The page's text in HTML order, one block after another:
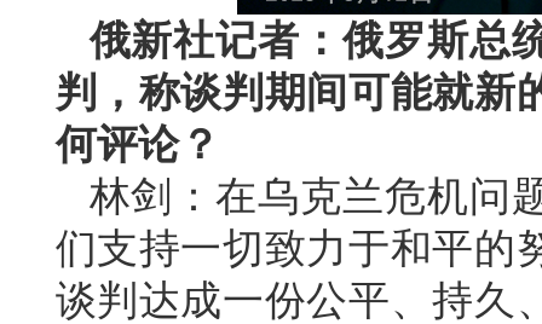
俄新社记者：俄罗斯总
判，称谈判期间可能就新
何评论？
林剑：在乌克兰危机问
们支持一切致力于和平的
谈判达成一份公平、持久